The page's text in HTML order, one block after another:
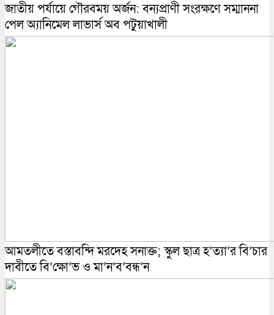
জাতীয় পর্যায়ে গৌরবময় অর্জন: বন্যপ্রাণী সংরক্ষণে সম্মাননা
পেল অ্যানিমেল লাভার্স অব পটুয়াখালী
আমতলীতে বস্তাবন্দি মরদেহ সনাক্ত; স্কুল ছাত্র হ’ত্যা’র বি’চার
দাবীতে বি’ক্ষো’ভ ও মা’ন’ব’বন্ধ’ন